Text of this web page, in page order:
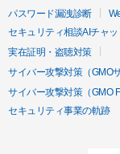
パスワード漏洩診断
セキュリティ相談AIチャッ
実在証明・盗聴対策
サイバー攻撃対策（GMO
サイバー攻撃対策（GMO
セキュリティ事業の軌跡